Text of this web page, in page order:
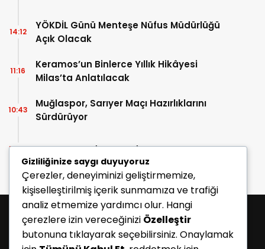
YÖKDİL Günü Menteşe Nüfus Müdürlüğü
Açık Olacak
14:12
Keramos’un Binlerce Yıllık Hikâyesi
Milas’ta Anlatılacak
11:16
Muğlaspor, Sarıyer Maçı Hazırlıklarını
Sürdürüyor
10:43
Enes Koç Bodrum FK’da
10:41
Gizliliğinize saygı duyuyoruz
Çerezler, deneyiminizi geliştirmemize,
kişiselleştirilmiş içerik sunmamıza ve trafiği
analiz etmemize yardımcı olur. Hangi
çerezlere izin vereceğinizi Özelleştir
butonuna tıklayarak seçebilirsiniz. Onaylamak